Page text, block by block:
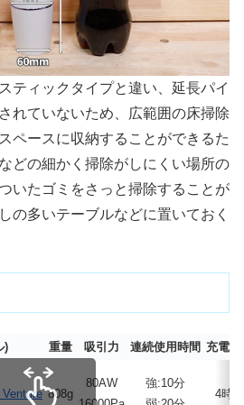
ティックタイプと違い、延長パイ
れていないため、広範囲の床掃除
ペースに収納することができるた
どの細かく掃除がしにくい場所の
いたゴミをさっと掃除することが
の多いテーブルなどに置いておく
) 重量 吸引力 連続使用時間 充電時
808g
80AW
強:10分
4時間